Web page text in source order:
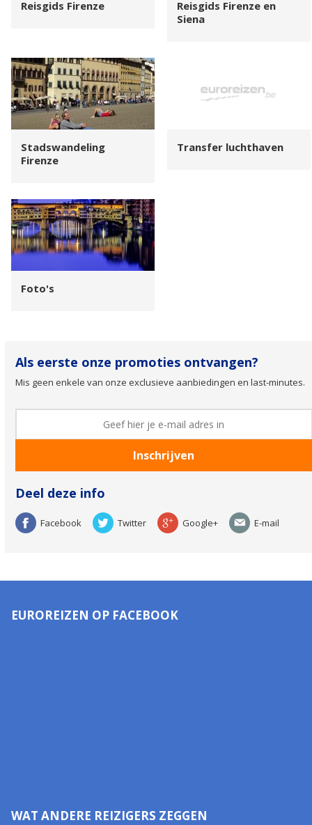
Reisgids Firenze
Reisgids Firenze en
Siena
Stadswandeling
Firenze
Transfer luchthaven
Foto's
Als eerste onze promoties ontvangen?
Mis geen enkele van onze exclusieve aanbiedingen en last-minutes.
Deel deze info
Facebook Twitter Google+ E-mail
EUROREIZEN OP FACEBOOK
WAT ANDERE REIZIGERS ZEGGEN